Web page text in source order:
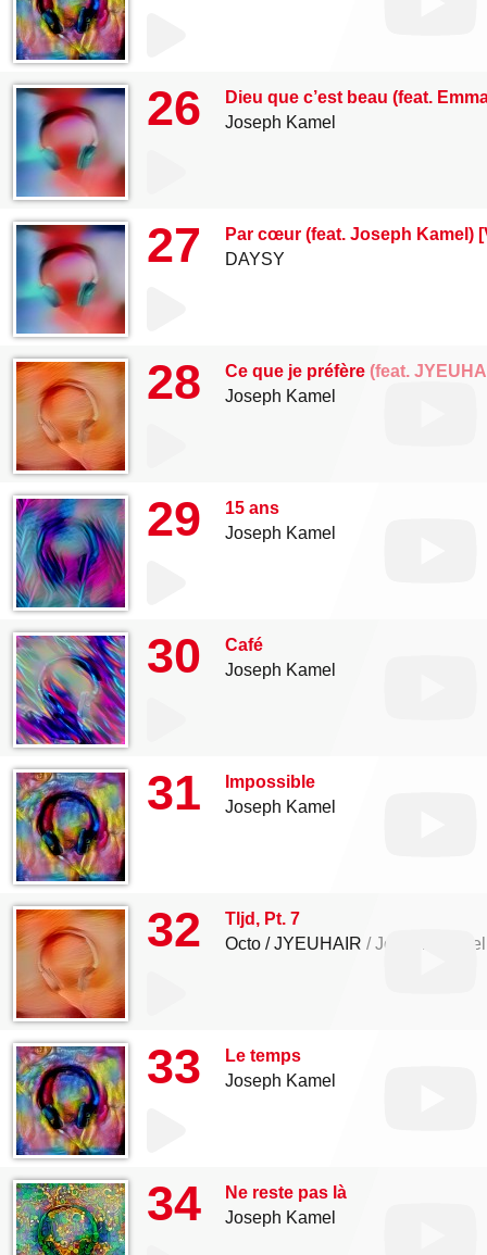
26
Dieu que c’est beau (feat.
Joseph Kamel
27
Par cœur (feat. Joseph Kamel)
DAYSY
28
Ce que je préfère (feat.
Joseph Kamel
29
15 ans
Joseph Kamel
30
Café
Joseph Kamel
31
Impossible
Joseph Kamel
32
Tljd, Pt. 7
Octo
JYEUHAIR Joseph Kamel
33
Le temps
Joseph Kamel
34
Ne reste pas là
Joseph Kamel